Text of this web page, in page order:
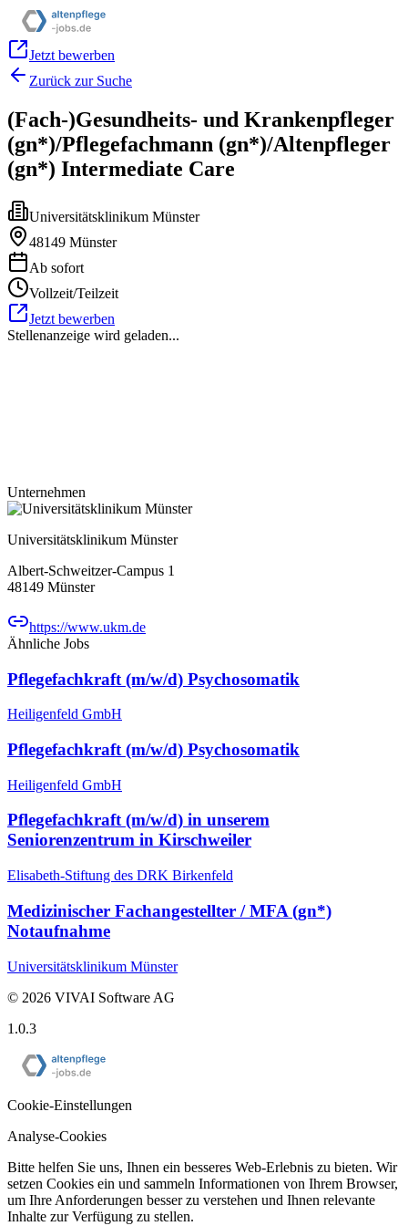
Jetzt bewerben
Zurück zur Suche
(Fach-)Gesundheits- und Krankenpfleger
(gn*)/Pflegefachmann (gn*)/Altenpfleger
(gn*) Intermediate Care
Universitätsklinikum Münster
48149 Münster
Ab sofort
Vollzeit/Teilzeit
Jetzt bewerben
Stellenanzeige wird geladen...
Unternehmen
Universitätsklinikum Münster
Albert-Schweitzer-Campus 1
48149 Münster
https://www.ukm.de
Ähnliche Jobs
Pflegefachkraft (m/w/d) Psychosomatik
Heiligenfeld GmbH
Pflegefachkraft (m/w/d) Psychosomatik
Heiligenfeld GmbH
Pflege­fachkraft (m/w/d) in unserem
Seniorenzentrum in Kirschweiler
Elisabeth-Stiftung des DRK Birkenfeld
Medizinischer Fachangestellter / MFA (gn*)
Notaufnahme
Universitätsklinikum Münster
© 2026 VIVAI Software AG
1.0.3
Cookie-Einstellungen
Analyse-Cookies
Bitte helfen Sie uns, Ihnen ein besseres Web-Erlebnis zu bieten. Wir
setzen Cookies ein und sammeln Informationen von Ihrem Browser,
um Ihre Anforderungen besser zu verstehen und Ihnen relevante
Inhalte zur Verfügung zu stellen.